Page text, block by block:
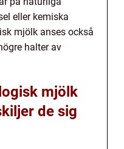
eller kemiska
mjölk anses också
halter av
mjölk
de sig